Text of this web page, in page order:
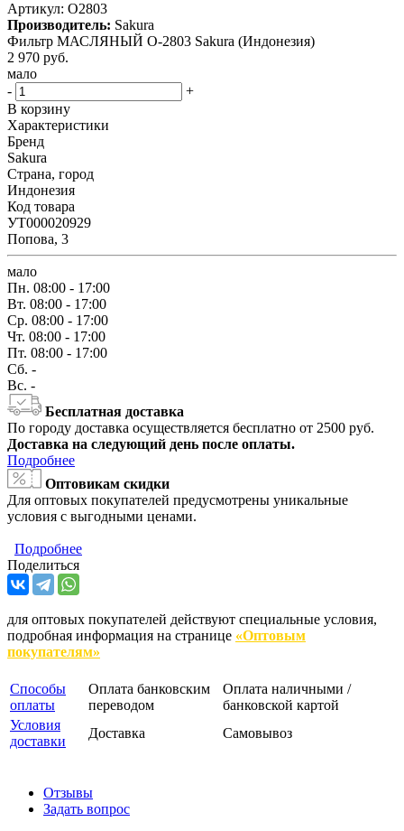
Артикул: O2803
Производитель: Sakura
Фильтр МАСЛЯНЫЙ O-2803 Sakura (Индонезия)
2 970 руб.
мало
-
+
В корзину
Характеристики
Бренд
Sakura
Страна, город
Индонезия
Код товара
УТ000020929
Попова, 3
мало
Пн. 08:00 - 17:00
Вт. 08:00 - 17:00
Ср. 08:00 - 17:00
Чт. 08:00 - 17:00
Пт. 08:00 - 17:00
Сб. -
Вс. -
Бесплатная доставка
По городу доставка осуществляется бесплатно от 2500 руб.
Доставка на следующий день после оплаты.
Подробнее
Оптовикам скидки
Для оптовых покупателей предусмотрены уникальные
условия с выгодными ценами.
Подробнее
Поделиться
для оптовых покупателей действуют специальные условия,
подробная информация на странице «Оптовым
покупателям»
Способы
оплаты
Оплата банковским
переводом
Оплата наличными /
банковской картой
Условия
доставки
Доставка Самовывоз
Отзывы
Задать вопрос